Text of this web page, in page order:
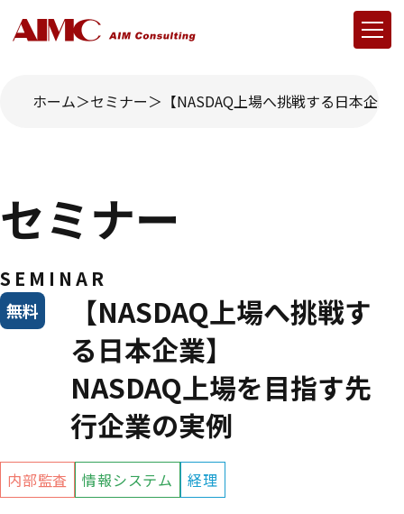
ホーム セミナー 【NASDAQ上場へ挑戦する日本企
セミナー
SEMINAR
【NASDAQ上場へ挑戦す
る日本企業】
NASDAQ上場を目指す先
行企業の実例
無料
内部監査 情報システム 経理